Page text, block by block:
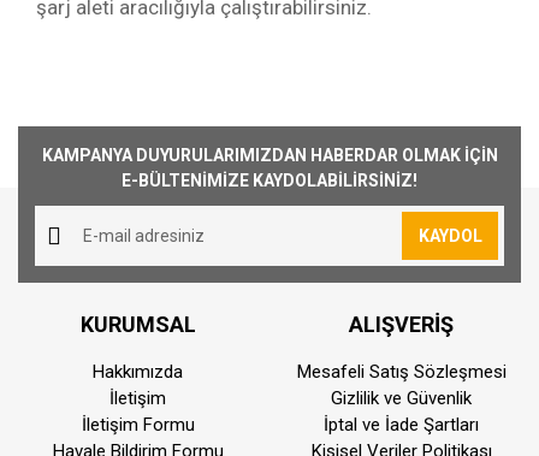
şarj aleti aracılığıyla çalıştırabilirsiniz.
Yorum Yaz
sonları ürün sevkiyatımız yoktur.
Kargo Ücreti
1000₺ Üstü siparişlerin tümü Türkiye'nin her
yerine ücretsiz olarak gönderilmektedir. 1000₺
alınmaktadır.
Aynı Gün Kargo
Saat 15:00'a kadar vermiş olduğunuz sipariş
aynı günde kargoya teslim edilmektedir.
KAMPANYA DUYURULARIMIZDAN HABERDAR OLMAK İÇİN
E-BÜLTENİMİZE KAYDOLABİLİRSİNİZ!
KAYDOL
KURUMSAL
Hakkımızda
İletişim
İletişim Formu
Havale Bildirim Formu
ALIŞVERİŞ
Mesafeli Satış Sözleşmesi
Gizlilik ve Güvenlik
İptal ve İade Şartları
Kişisel Veriler Politikası